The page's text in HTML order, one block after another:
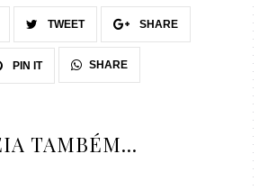
TWEET SHARE
PIN IT SHARE
TAMBÉM...